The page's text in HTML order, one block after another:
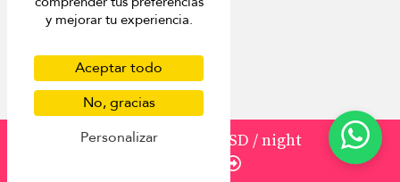
from3120 2.496 USD / night
Concierge
Meet the team
Become our travel partner
More Destinations
y mejorar tu experiencia.
Aceptar todo
No, gracias
Personalizar